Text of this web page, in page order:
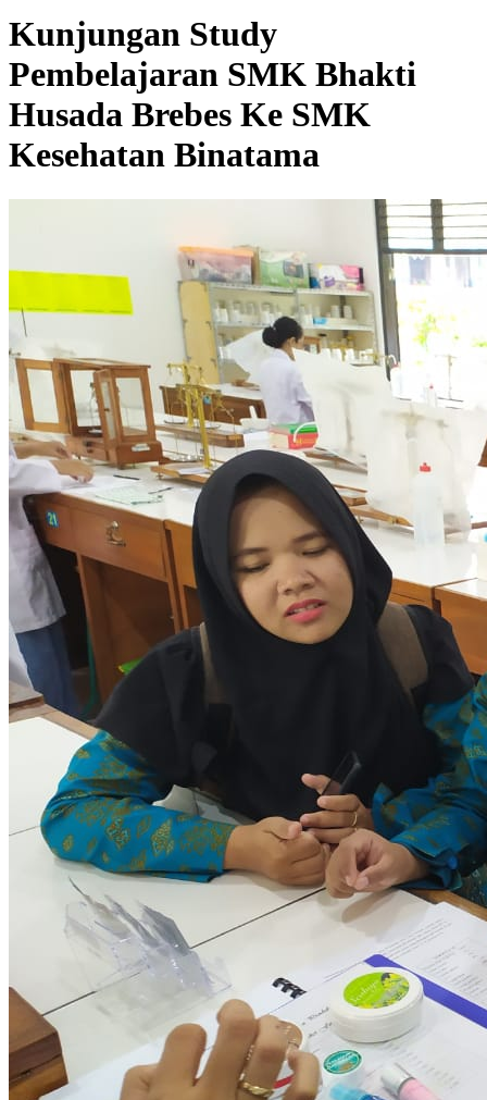
Kunjungan Study
Pembelajaran SMK Bhakti
Husada Brebes Ke SMK
Kesehatan Binatama